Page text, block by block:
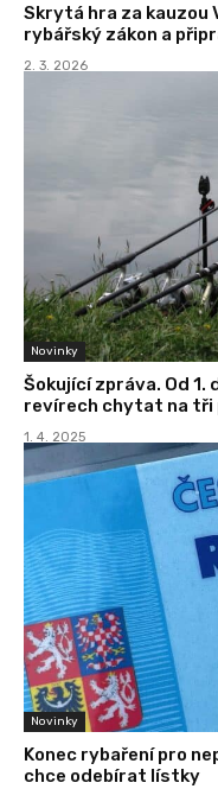
Skrytá hra za kauzou
rybářský zákon a
2. 3. 2026
Novinky
Šokující zpráva. Od 1.
revírech chytat na tři
1. 4. 2025
Novinky
Konec rybaření pro
chce odebírat lístky